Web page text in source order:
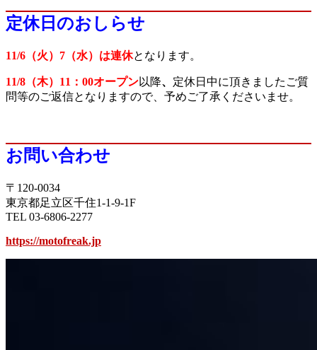
定休日のおしらせ
11/6（火）7（水）は連休となります。
11/8（木）11：00オープン以降、 定休日中に頂きましたご質
問等のご返信となりますので、予めご了承くださいませ。
お問い合わせ
〒120-0034
東京都足立区千住1-1-9-1F
TEL 03-6806-2277
https://motofreak.jp